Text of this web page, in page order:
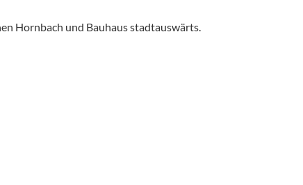
Hornbach und Bauhaus stadtauswärts.